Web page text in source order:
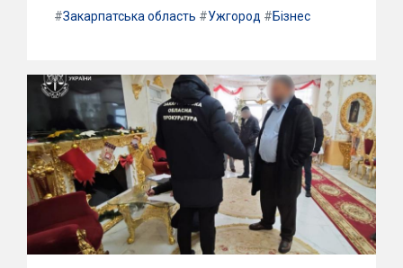
#Закарпатська область #Ужгород #Бізнес